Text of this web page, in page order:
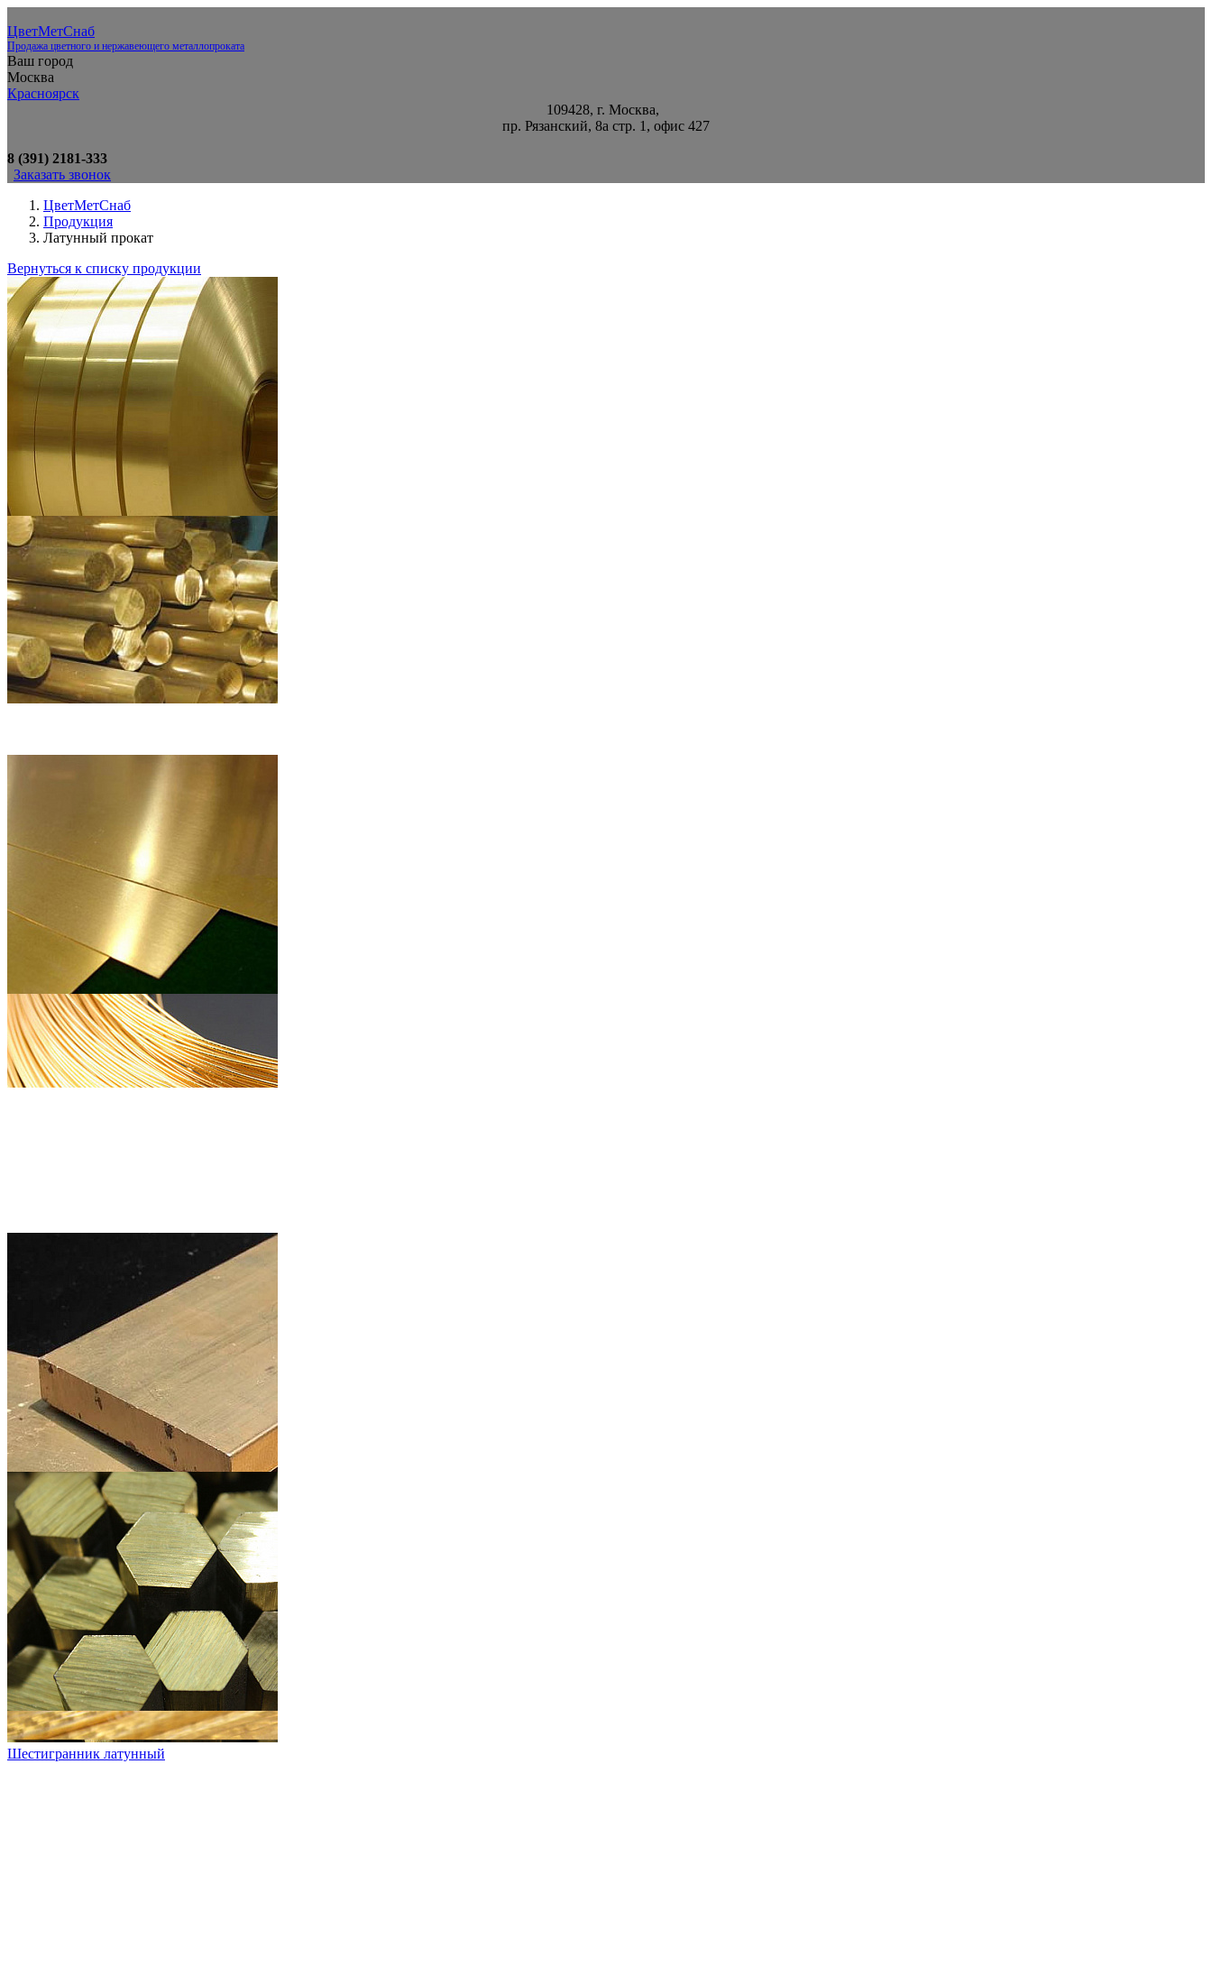
ЦветМетСнаб
Продажа цветного и нержавеющего металлопроката
Ваш город
Москва
Красноярск
109428, г. Москва,
пр. Рязанский, 8а стр. 1, офис 427
8 (391) 2181-333
Заказать звонок
ЦветМетСнаб
Продукция
Латунный прокат
Вернуться к списку продукции
Лента из латуни в рулонах
Латунный круг (в прутках)
Латунный лист
Проволока латунная
Плита латунная
Шестигранник латунный